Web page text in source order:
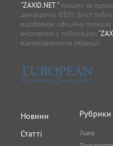
"ZAXID.NET "працює за
демократію (EED). Зміст
відображає офіційну
висловлені у публікаціях
відповідальністю редакції.
Новини
Статті
Рубрики
Львів